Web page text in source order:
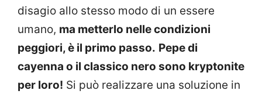
disagio allo stesso modo di un essere
umano, ma metterlo nelle condizioni
peggiori, è il primo passo. Pepe di
cayenna o il classico nero sono kryptonite
per loro! Si può realizzare una soluzione in